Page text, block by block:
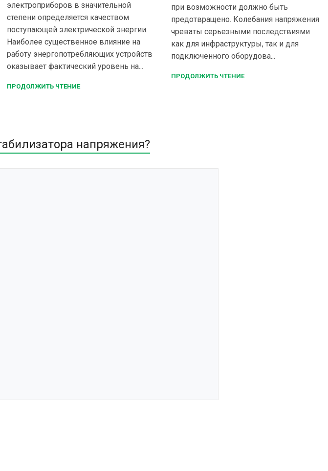
электроприборов в значительной
степени определяется качеством
поступающей электрической энергии.
Наиболее существенное влияние на
работу энергопотребляющих устройств
оказывает фактический уровень на...
ПРОДОЛЖИТЬ ЧТЕНИЕ
при возможности должно быть
предотвращено. Колебания напряжения
чреваты серьезными последствиями
как для инфраструктуры, так и для
подключенного оборудова...
ПРОДОЛЖИТЬ ЧТЕНИЕ
напряжения?